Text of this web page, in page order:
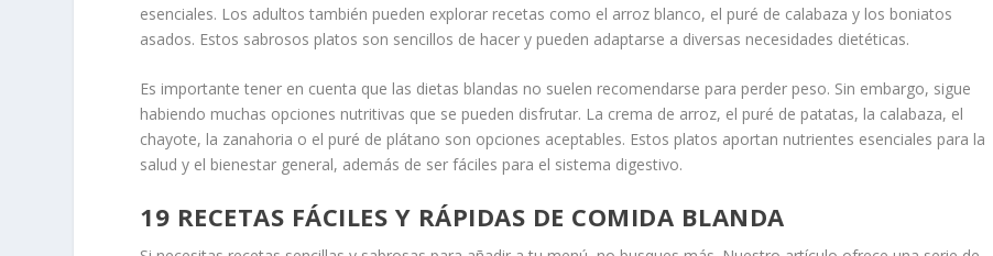
esenciales. Los adultos también pueden explorar recetas como el arroz blanco, el puré de calabaza y los boniatos
asados. Estos sabrosos platos son sencillos de hacer y pueden adaptarse a diversas necesidades dietéticas.
Es importante tener en cuenta que las dietas blandas no suelen recomendarse para perder peso. Sin embargo, sigue
habiendo muchas opciones nutritivas que se pueden disfrutar. La crema de arroz, el puré de patatas, la calabaza, el
chayote, la zanahoria o el puré de plátano son opciones aceptables. Estos platos aportan nutrientes esenciales para la
salud y el bienestar general, además de ser fáciles para el sistema digestivo.
19 RECETAS FÁCILES Y RÁPIDAS DE COMIDA BLANDA